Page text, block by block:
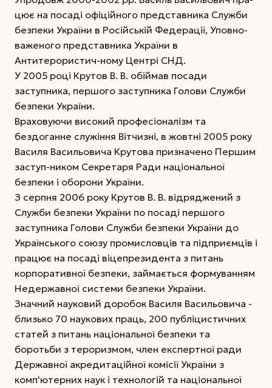
цює на посаді офіційного представника Служби
безпеки України в Російській Федерації, Уповно-
важеного представника України в
Антитерористич-ному Центрі СНД.
У 2005 році Крутов В. В. обіймав посади
заступника, першого заступника Голови Служби
безпеки України.
Враховуючи високий професіоналізм та
бездоганне служіння Вітчизні, в жовтні 2005 року
Василя Васильовича Крутова призначено Першим
заступ-ником Секретаря Ради національної
безпеки і оборони України.
З серпня 2006 року Крутов В. В. відряджений з
Служби безпеки України по посаді першого
заступника Голови Служби безпеки України до
Українського союзу промисловців та підприємців і
працює на посаді віце­президента з питань
корпоративної безпеки, займається формуванням
Недержавної системи безпеки України.
Значний науковий доробок Василя Васильовича -
близько 70 наукових праць, 200 публіцистичних
статей з питань національної безпеки та
боротьби з тероризмом, член експертної ради
Державної акредитаційної комісії України з
комп'ютерних наук і технологій та національної